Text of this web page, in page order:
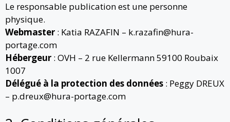
Le responsable publication est une personne
physique.
Webmaster : Katia RAZAFIN – k.razafin@hura-
portage.com
Hébergeur : OVH – 2 rue Kellermann 59100 Roubaix
1007
Délégué à la protection des données : Peggy DREUX
– p.dreux@hura-portage.com